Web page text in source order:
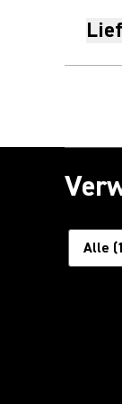
Alle (